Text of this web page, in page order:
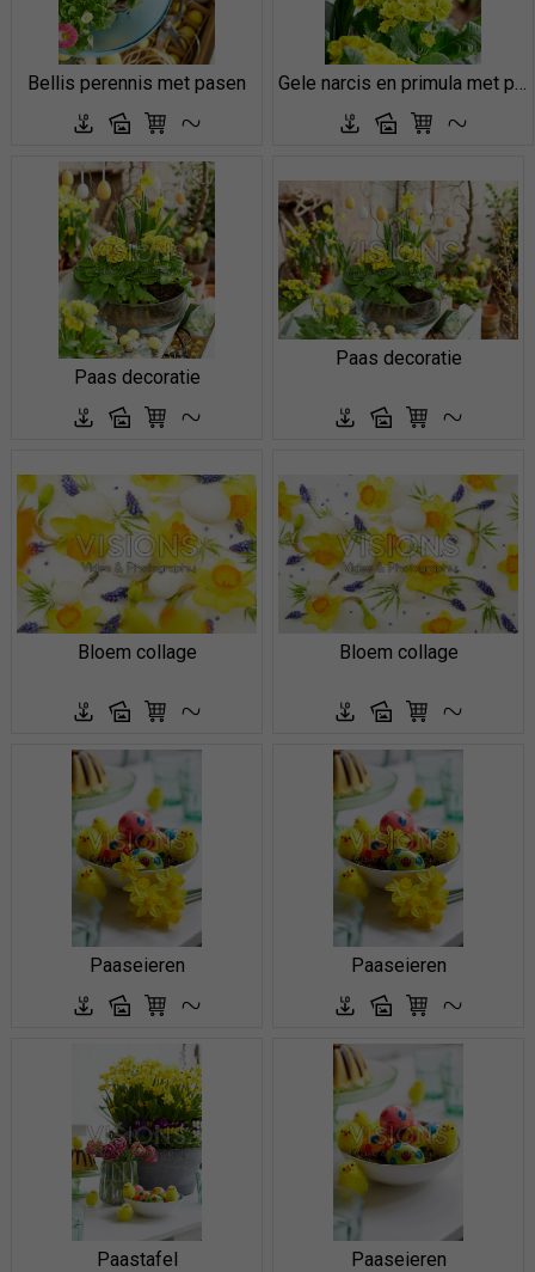
Bellis perennis met pasen Gele narcis en primula met pasen
Paas decoratie
Paas decoratie
Bloem collage Bloem collage
Paaseieren Paaseieren
Paastafel Paaseieren